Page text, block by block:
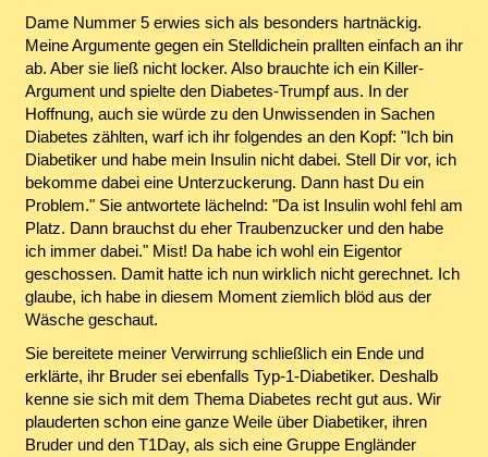
Dame Nummer 5 erwies sich als besonders hartnäckig.
Meine Argumente gegen ein Stelldichein prallten einfach an ihr
ab. Aber sie ließ nicht locker. Also brauchte ich ein Killer-
Argument und spielte den Diabetes-Trumpf aus. In der
Hoffnung, auch sie würde zu den Unwissenden in Sachen
Diabetes zählten, warf ich ihr folgendes an den Kopf: "Ich bin
Diabetiker und habe mein Insulin nicht dabei. Stell Dir vor, ich
bekomme dabei eine Unterzuckerung. Dann hast Du ein
Problem." Sie antwortete lächelnd: "Da ist Insulin wohl fehl am
Platz. Dann brauchst du eher Traubenzucker und den habe
ich immer dabei." Mist! Da habe ich wohl ein Eigentor
geschossen. Damit hatte ich nun wirklich nicht gerechnet. Ich
glaube, ich habe in diesem Moment ziemlich blöd aus der
Wäsche geschaut.
Sie bereitete meiner Verwirrung schließlich ein Ende und
erklärte, ihr Bruder sei ebenfalls Typ-1-Diabetiker. Deshalb
kenne sie sich mit dem Thema Diabetes recht gut aus. Wir
plauderten schon eine ganze Weile über Diabetiker, ihren
Bruder und den T1Day, als sich eine Gruppe Engländer